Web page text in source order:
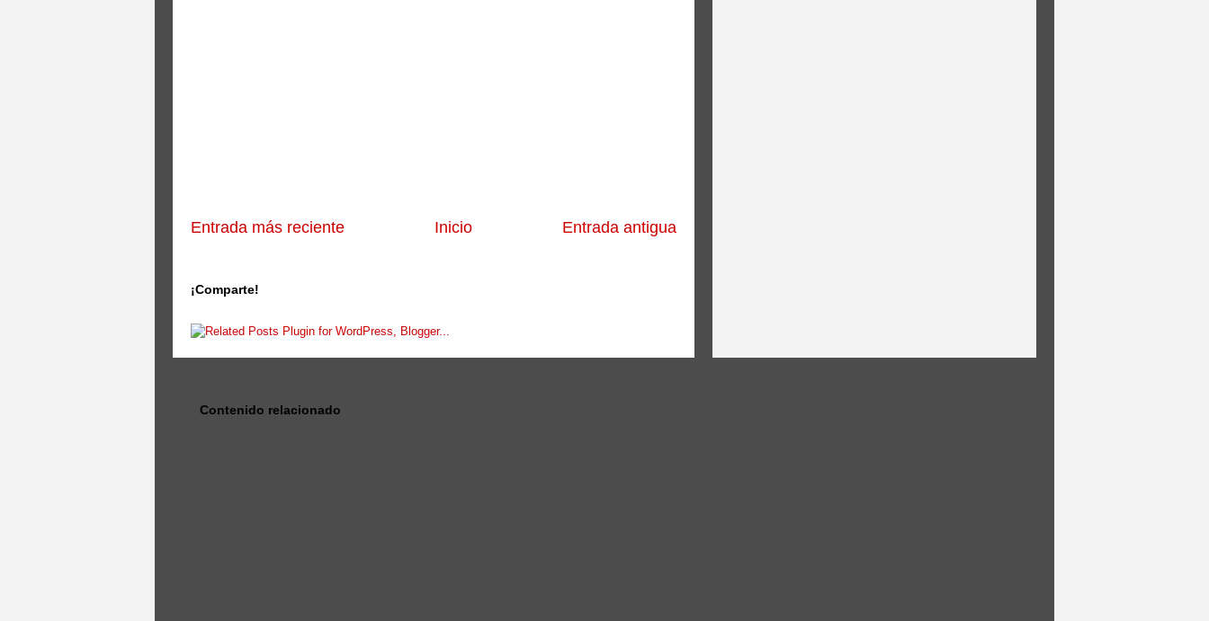
Entrada más reciente Entrada antigua
Inicio
¡Comparte!
Contenido relacionado